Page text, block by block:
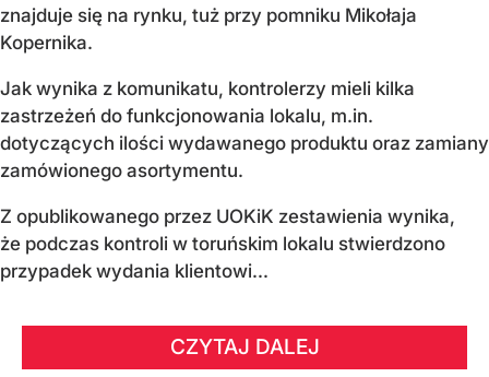
znajduje się na rynku, tuż przy pomniku Mikołaja
Kopernika.
Jak wynika z komunikatu, kontrolerzy mieli kilka
zastrzeżeń do funkcjonowania lokalu, m.in.
dotyczących ilości wydawanego produktu oraz zamiany
zamówionego asortymentu.
Z opublikowanego przez UOKiK zestawienia wynika,
że podczas kontroli w toruńskim lokalu stwierdzono
przypadek wydania klientowi...
CZYTAJ DALEJ